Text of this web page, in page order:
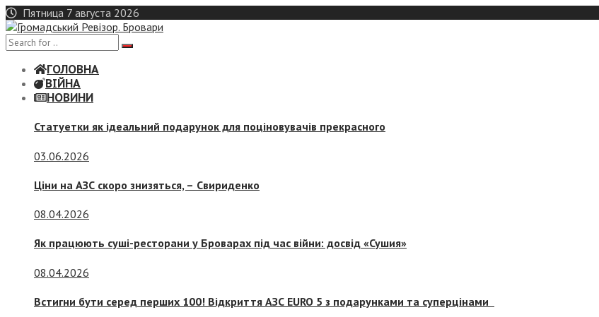
Skip
to
content
Пятница 7 августа 2026
ГОЛОВНА
ВІЙНА
НОВИНИ
Статуетки як ідеальний подарунок для поціновувачів прекрасного
03.06.2026
Ціни на АЗС скоро знизяться, – Свириденко
08.04.2026
Як працюють суші-ресторани у Броварах під час війни: досвід «Сушия»
08.04.2026
Встигни бути серед перших 100! Відкриття АЗС EURO 5 з подарунками та суперцінами